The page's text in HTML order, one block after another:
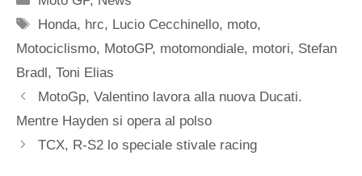
Tag
Honda, hrc, Lucio Cecchinello, moto,
Motociclismo, MotoGP, motomondiale, motori, Stefan
Bradl, Toni Elias
MotoGp, Valentino lavora alla nuova Ducati.
Mentre Hayden si opera al polso
TCX, R-S2 lo speciale stivale racing